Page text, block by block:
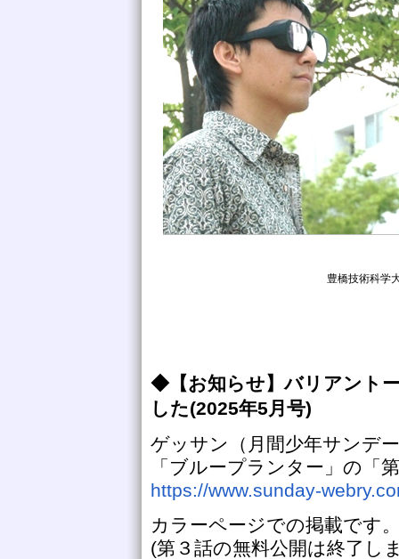
豊橋技術科学
◆【お知らせ】バリアント
した(2025年5月号)
ゲッサン（月間少年サンデ
「ブループランター」の「
https://www.sunday-
カラーページでの掲載です
(第３話の無料公開は終了